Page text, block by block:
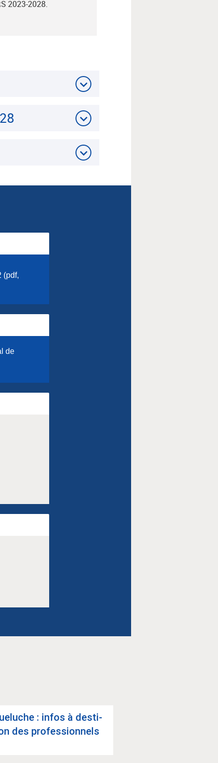
2023-2028.
(pdf,
de
: infos à des­ti­
des pro­fes­sion­nels